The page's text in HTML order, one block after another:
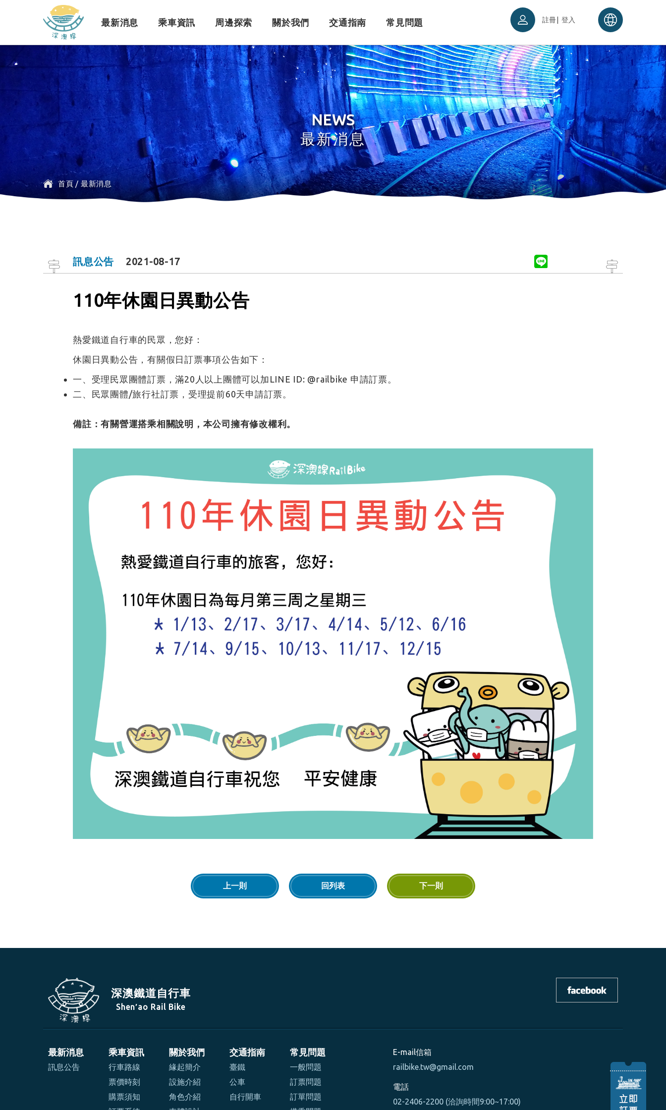
最新消息
訊息公告
乘車資訊
行車路線 票價時刻 購票須知 訂票系統 退票須知 入場須知
周邊探索
景點介紹 探索行程介紹
關於我們
緣起簡介 設施介紹 角色介紹 車體設計 永續理念
交通指南
公車 自行開車
常見問題
一般問題 訂票問題 訂單問題 搭乘問題
註冊| 登入
NEWS
最新消息
首頁 /最新消息
訊息公告 2021-08-17
110年休園日異動公告
熱愛鐵道自行車的民眾，您好：
休園日異動公告，有關假日訂票事項公告如下：
一、受理民眾團體訂票，滿20人以上團體可以加LINE ID: @railbike 申請訂票。
二、民眾團體/旅行社訂票，受理提前60天申請訂票。
備註：有關營運搭乘相關說明，本公司擁有修改權利。
上一則 回列表 下一則
深澳鐵道自行車
Shen′ao Rail Bike
最新消息
訊息公告
乘車資訊
行車路線
票價時刻
購票須知
關於我們
緣起簡介
設施介紹
角色介紹
交通指南
臺鐵
公車
自行開車
常見問題
一般問題
訂票問題
訂單問題
E-mail信箱
railbike.tw@gmail.com
電話
02-2406-2200 (洽詢時間9:00~17:00)